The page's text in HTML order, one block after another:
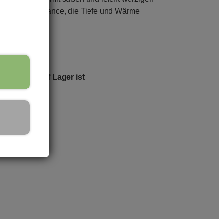
Nuance, die Tiefe und Wärme
Sie bringt eine ausgeprägte Säure und ein
Gleichgewicht, in dem sich die
und lebendigen Charakter
der Frühling und Sommer ausstrahlt -
mehr auf Lager ist